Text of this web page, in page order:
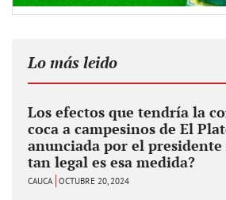
Lo más leido
Los efectos que tendría la
coca a campesinos de El
anunciada por el presidente
tan legal es esa medida?
CAUCA OCTUBRE 20, 2024